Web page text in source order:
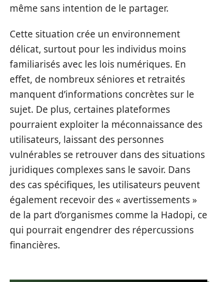
même sans intention de le partager.
Cette situation crée un environnement
délicat, surtout pour les individus moins
familiarisés avec les lois numériques. En
effet, de nombreux séniores et retraités
manquent d’informations concrètes sur le
sujet. De plus, certaines plateformes
pourraient exploiter la méconnaissance des
utilisateurs, laissant des personnes
vulnérables se retrouver dans des situations
juridiques complexes sans le savoir. Dans
des cas spécifiques, les utilisateurs peuvent
également recevoir des « avertissements »
de la part d’organismes comme la Hadopi, ce
qui pourrait engendrer des répercussions
financières.